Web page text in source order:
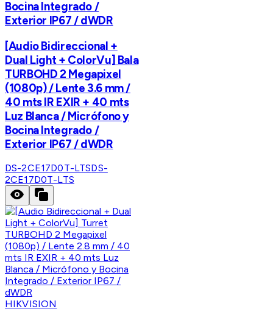
Bocina Integrado /
Exterior IP67 / dWDR
[Audio Bidireccional +
Dual Light + ColorVu] Bala
TURBOHD 2 Megapixel
(1080p) / Lente 3.6 mm /
40 mts IR EXIR + 40 mts
Luz Blanca / Micrófono y
Bocina Integrado /
Exterior IP67 / dWDR
DS-2CE17D0T-LTSDS-
2CE17D0T-LTS
HIKVISION